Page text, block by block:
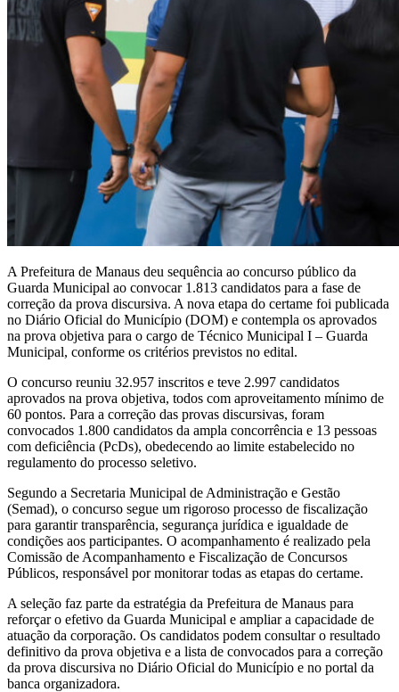
A Prefeitura de Manaus deu sequência ao concurso público da
Guarda Municipal ao convocar 1.813 candidatos para a fase de
correção da prova discursiva. A nova etapa do certame foi publicada
no Diário Oficial do Município (DOM) e contempla os aprovados
na prova objetiva para o cargo de Técnico Municipal I – Guarda
Municipal, conforme os critérios previstos no edital.
O concurso reuniu 32.957 inscritos e teve 2.997 candidatos
aprovados na prova objetiva, todos com aproveitamento mínimo de
60 pontos. Para a correção das provas discursivas, foram
convocados 1.800 candidatos da ampla concorrência e 13 pessoas
com deficiência (PcDs), obedecendo ao limite estabelecido no
regulamento do processo seletivo.
Segundo a Secretaria Municipal de Administração e Gestão
(Semad), o concurso segue um rigoroso processo de fiscalização
para garantir transparência, segurança jurídica e igualdade de
condições aos participantes. O acompanhamento é realizado pela
Comissão de Acompanhamento e Fiscalização de Concursos
Públicos, responsável por monitorar todas as etapas do certame.
A seleção faz parte da estratégia da Prefeitura de Manaus para
reforçar o efetivo da Guarda Municipal e ampliar a capacidade de
atuação da corporação. Os candidatos podem consultar o resultado
definitivo da prova objetiva e a lista de convocados para a correção
da prova discursiva no Diário Oficial do Município e no portal da
banca organizadora.